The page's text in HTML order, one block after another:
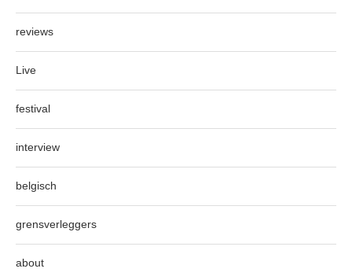
reviews
Live
festival
interview
belgisch
grensverleggers
about